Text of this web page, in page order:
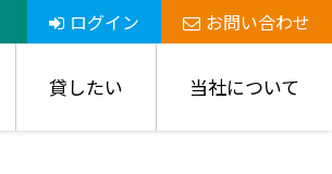
ログイン お問い合わせ
貸したい 当社について